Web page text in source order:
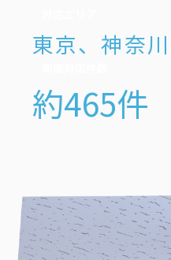
東京、神奈
約465件